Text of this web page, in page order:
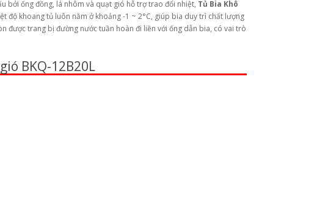
bởi ống đồng, lá nhôm và quạt gió hỗ trợ trao đổi nhiệt, Tủ Bia Khô
độ khoang tủ luôn nằm ở khoảng -1 ~ 2°C, giúp bia duy trì chất lượng
được trang bị đường nước tuần hoàn đi liền với ống dẫn bia, có vai trò
BKQ-12B20L